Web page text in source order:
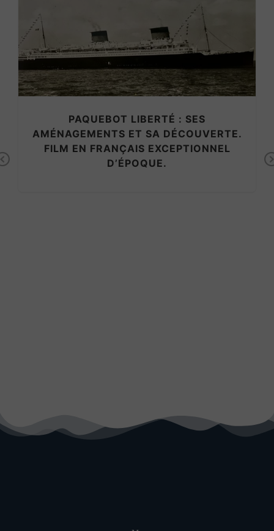
PAQUEBOT LIBERTÉ : SES
AMÉNAGEMENTS ET SA DÉCOUVERTE.
FILM EN FRANÇAIS EXCEPTIONNEL
D’ÉPOQUE.